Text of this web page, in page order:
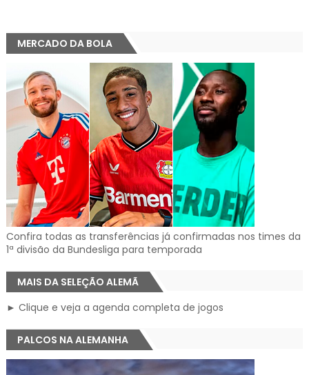
MERCADO DA BOLA
Confira todas as transferências já confirmadas nos times da
1ª divisão da Bundesliga para temporada
MAIS DA SELEÇÃO ALEMÃ
► Clique e veja a agenda completa de jogos
PALCOS NA ALEMANHA